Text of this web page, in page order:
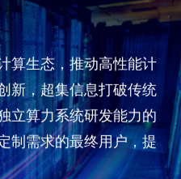
算生态，推动高性能计
新，超集信息打破传统
立算力系统研发能力的
制需求的最终用户，提
化服务。